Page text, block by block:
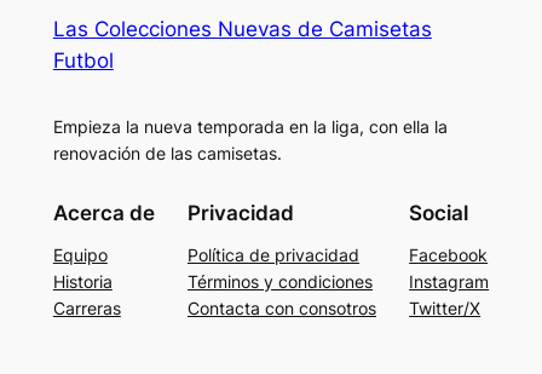
Las Colecciones Nuevas de Camisetas
Futbol
Empieza la nueva temporada en la liga, con ella la
renovación de las camisetas.
Acerca de
Equipo
Historia
Carreras
Privacidad
Política de privacidad
Términos y condiciones
Contacta con consotros
Social
Facebook
Instagram
Twitter/X